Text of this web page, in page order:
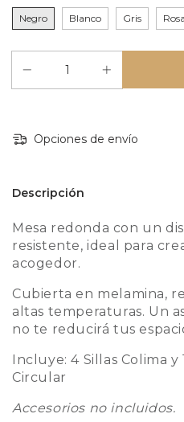
Negro Blanco Gris Rosa
Opciones de envío
Descripción
Mesa redonda con un
resistente, ideal para
acogedor.
Cubierta en melamina,
altas temperaturas. Un
no te reducirá tus
Incluye: 4 Sillas Colima y
Circular
Accesorios no incluidos.